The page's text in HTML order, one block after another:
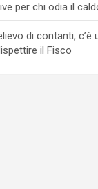
per chi odia il
di contanti,
il Fisco